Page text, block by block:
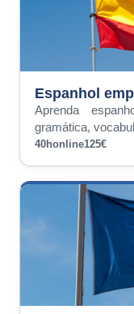
Espanhol
Aprenda
gramática,
40honline125€